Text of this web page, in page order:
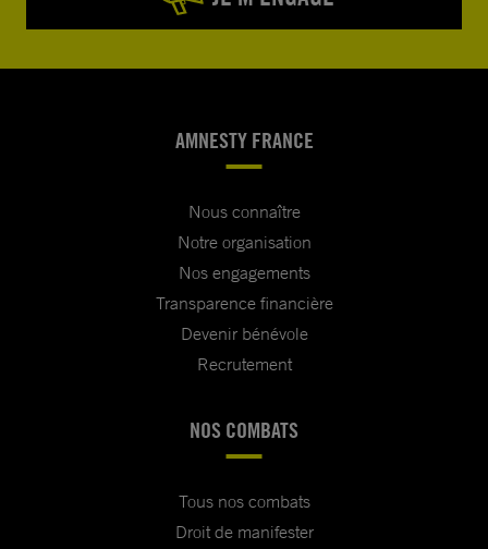
AMNESTY FRANCE
Nous connaître
Notre organisation
Nos engagements
Transparence financière
Devenir bénévole
Recrutement
NOS COMBATS
Tous nos combats
Droit de manifester